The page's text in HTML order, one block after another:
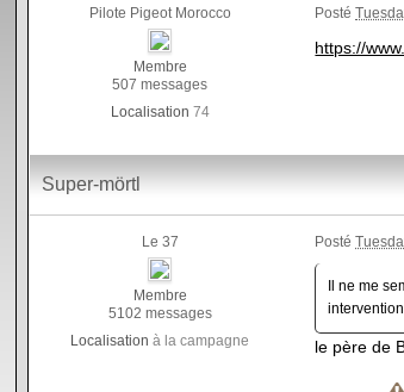
Pilote Pigeot Morocco
Membre
507 messages
Localisation 74
Posté
https://
Super-mörtl
Le 37
Membre
5102 messages
Localisation à la campagne
Posté
Il ne me
le père de